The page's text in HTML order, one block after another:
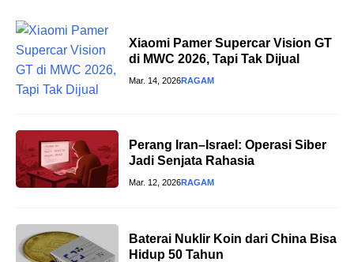
Xiaomi Pamer Supercar Vision GT
di MWC 2026, Tapi Tak Dijual
Mar. 14, 2026RAGAM
Perang Iran–Israel: Operasi Siber
Jadi Senjata Rahasia
Mar. 12, 2026RAGAM
Baterai Nuklir Koin dari China Bisa
Hidup 50 Tahun